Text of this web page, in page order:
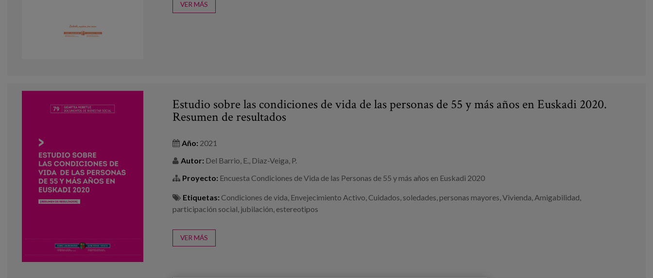
VER MÁS
Estudio sobre las condiciones de vida de las personas de 55 y más años en Euskadi 2020.
Resumen de resultados
Año: 2021
Autor: Del Barrio, E., Diaz-Veiga, P.
Proyecto: Encuesta Condiciones de Vida de las Personas de 55 y más años en Euskadi 2020
Etiquetas: Condiciones de vida Envejecimiento Activo Cuidados soledades personas mayores Vivienda Amigabilidad
participación social jubilación estereotipos
VER MÁS